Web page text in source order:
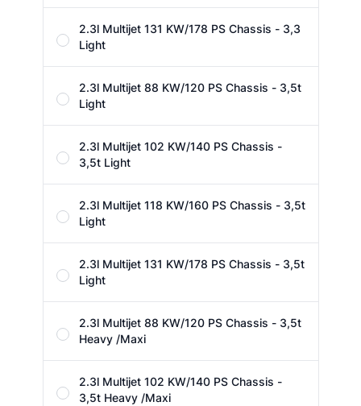
2.3l Multijet 131 KW/178 PS Chassis - 3,3
Light
2.3l Multijet 88 KW/120 PS Chassis - 3,5t
Light
2.3l Multijet 102 KW/140 PS Chassis -
3,5t Light
2.3l Multijet 118 KW/160 PS Chassis - 3,5t
Light
2.3l Multijet 131 KW/178 PS Chassis - 3,5t
Light
2.3l Multijet 88 KW/120 PS Chassis - 3,5t
Heavy /Maxi
2.3l Multijet 102 KW/140 PS Chassis -
3,5t Heavy /Maxi